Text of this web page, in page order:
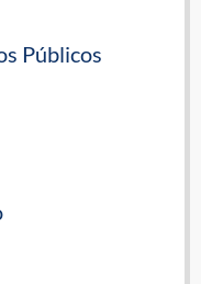
Públicos